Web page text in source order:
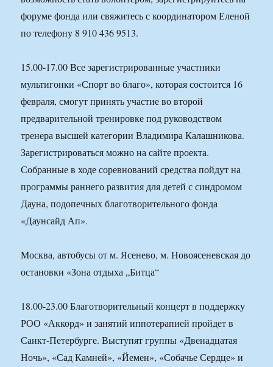
форуме фонда или свяжитесь с координатором Еленой
по телефону 8 910 436 9513.
15.00-17.00 Все зарегистрированные участники
мультигонки «Спорт во благо», которая состоится 16
февраля, смогут принять участие во второй
предварительной тренировке под руководством
тренера высшей категории Владимира Калашникова.
Зарегистрироваться можно на сайте проекта.
Собранные в ходе соревнований средства пойдут на
программы раннего развития для детей с синдромом
Дауна, подопечных благотворительного фонда
«Даунсайд Ап».
Москва, автобусы от м. Ясенево, м. Новоясеневская до
остановки «Зона отдыха „Битца“
18.00-23.00 Благотворительный концерт в поддержку
РОО «Аккорд» и занятий иппотерапией пройдет в
Санкт-Петербурге. Выступят группы «Двенадцатая
Ночь», «Сад Камней», «Йемен», «Собачье Сердце» и